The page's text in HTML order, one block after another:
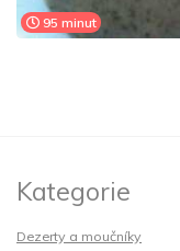
95 minut
Kategorie
Dezerty a moučníky